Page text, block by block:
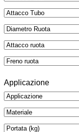
Applicazione